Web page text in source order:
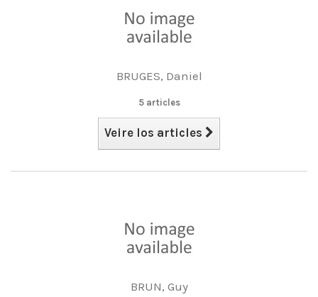
BRUGES, Daniel
5 articles
Veire los articles
BRUN, Guy